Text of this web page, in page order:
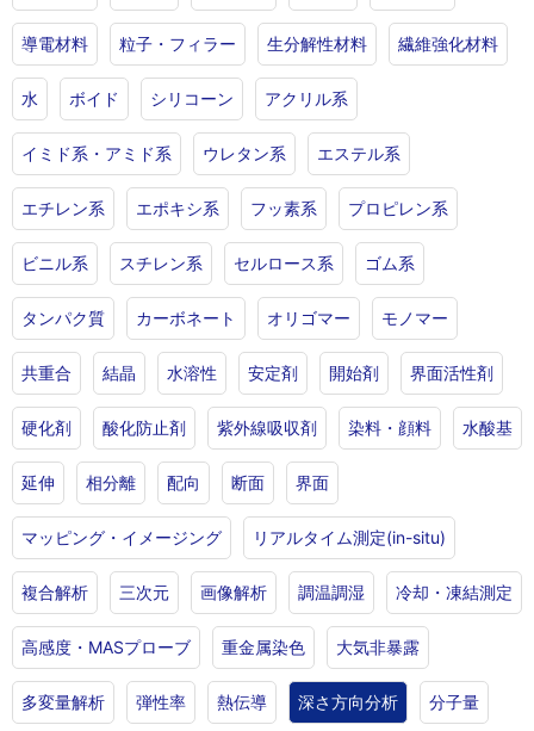
導電材料 粒子・フィラー 生分解性材料 繊維強化材料
水 ボイド シリコーン アクリル系
イミド系・アミド系 ウレタン系 エステル系
エチレン系 エポキシ系 フッ素系 プロピレン系
ビニル系 スチレン系 セルロース系 ゴム系
タンパク質 カーボネート オリゴマー モノマー
共重合 結晶 水溶性 安定剤 開始剤 界面活性剤
硬化剤 酸化防止剤 紫外線吸収剤 染料・顔料 水酸基
延伸 相分離 配向 断面 界面
マッピング・イメージング リアルタイム測定(in-situ)
複合解析 三次元 画像解析 調温調湿 冷却・凍結測定
高感度・MASプローブ 重金属染色 大気非暴露
多変量解析 弾性率 熱伝導 深さ方向分析 分子量